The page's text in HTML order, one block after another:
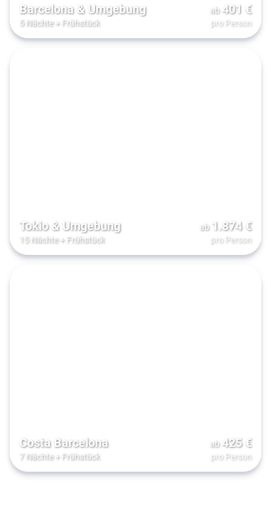
Barcelona & Umgebung
5 Nächte+ Frühstück
ab 401 €
pro Person
Tokio & Umgebung
15 Nächte+ Frühstück
ab 1.874€
pro Person
Costa Barcelona
7 Nächte+ Frühstück
ab 425€
pro Person